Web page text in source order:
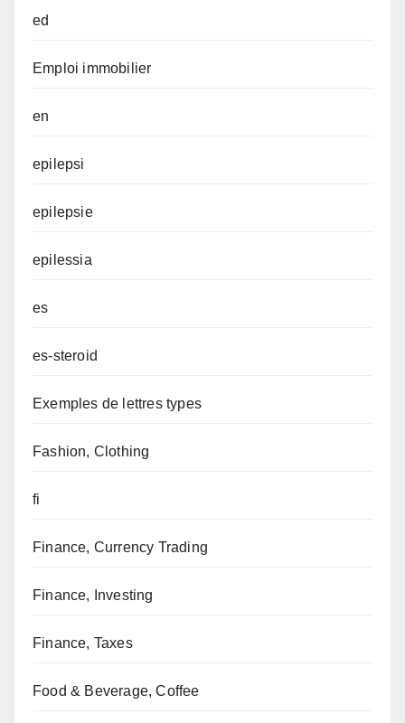
ed
Emploi immobilier
en
epilepsi
epilepsie
epilessia
es
es-steroid
Exemples de lettres types
Fashion, Clothing
fi
Finance, Currency Trading
Finance, Investing
Finance, Taxes
Food & Beverage, Coffee